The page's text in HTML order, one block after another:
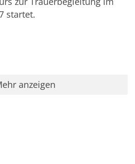
startet.
anzeigen